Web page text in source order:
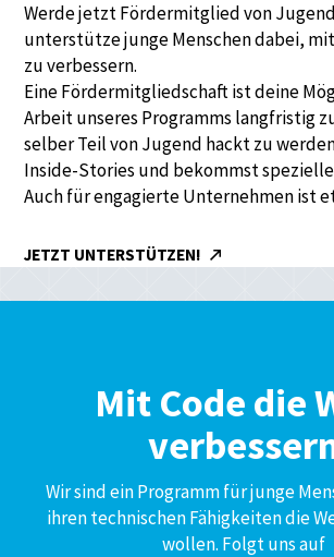
Werde jetzt Fördermitglied von
unterstütze junge Menschen dabei,
zu verbessern.
Eine Fördermitgliedschaft ist deine
Arbeit unseres Programms langfristig
selber Teil von Jugend hackt zu
Inside-Stories und bekommst spezielle
Auch für engagierte Unternehmen ist
JETZT UNTERSTÜTZEN!
Mit Code die
Wir sind ein Programm für junge
ihren technischen Fähigkeiten die
wollen. Folgt uns auf